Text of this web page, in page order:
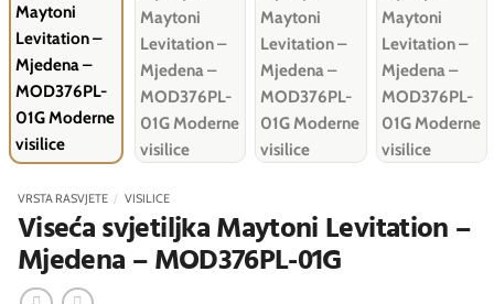
VRSTA RASVJETE / VISILICE
Viseća svjetiljka Maytoni Levitation –
Mjedena – MOD376PL-01G